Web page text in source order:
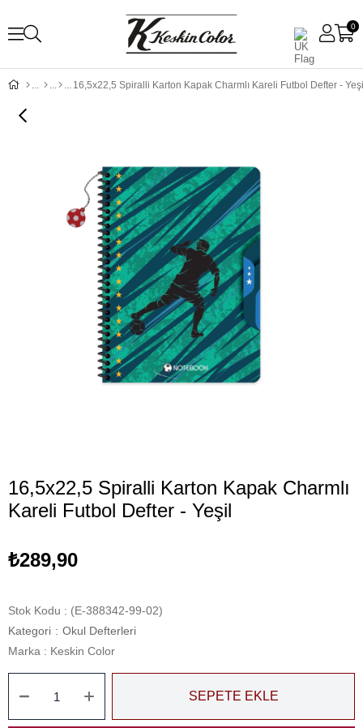
0
16,5x22,5 Spiralli Karton Kapak Charmlı Kareli Futbol Defter -
16,5x22,5 Spiralli Karton Kapak Charmlı
Kareli Futbol Defter - Yeşil
₺289,90
Stok Kodu
(E-388342-99-02)
Kategori : Okul Defterleri
Marka : Keskin Color